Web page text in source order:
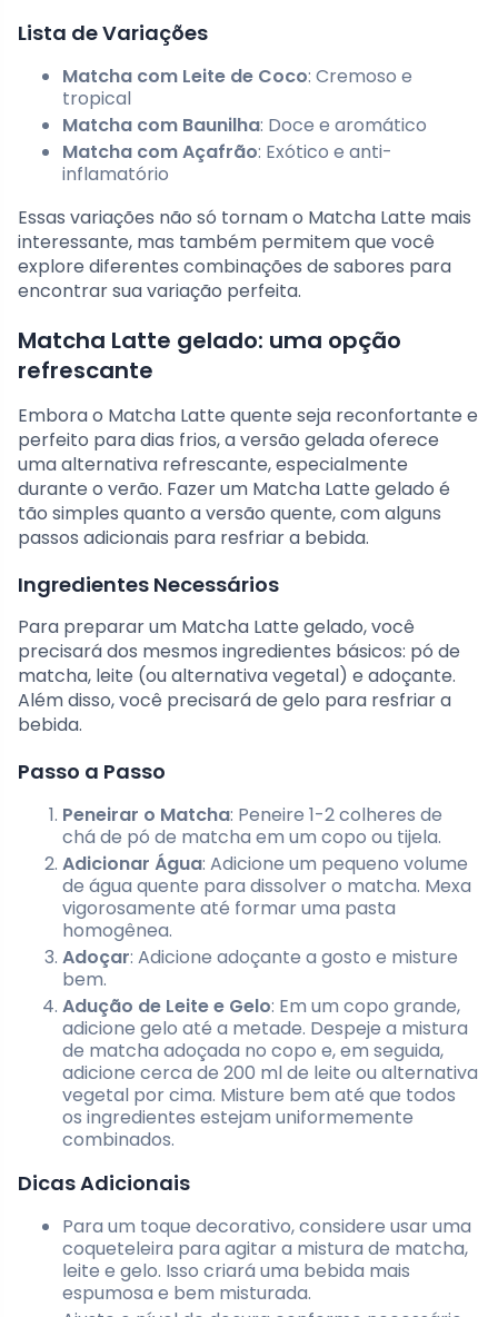
Lista de Variações
Matcha com Leite de Coco: Cremoso e
tropical
Matcha com Baunilha: Doce e aromático
Matcha com Açafrão: Exótico e anti-
inflamatório
Essas variações não só tornam o Matcha Latte mais
interessante, mas também permitem que você
explore diferentes combinações de sabores para
encontrar sua variação perfeita.
Matcha Latte gelado: uma opção
refrescante
Embora o Matcha Latte quente seja reconfortante e
perfeito para dias frios, a versão gelada oferece
uma alternativa refrescante, especialmente
durante o verão. Fazer um Matcha Latte gelado é
tão simples quanto a versão quente, com alguns
passos adicionais para resfriar a bebida.
Ingredientes Necessários
Para preparar um Matcha Latte gelado, você
precisará dos mesmos ingredientes básicos: pó de
matcha, leite (ou alternativa vegetal) e adoçante.
Além disso, você precisará de gelo para resfriar a
bebida.
Passo a Passo
Peneirar o Matcha: Peneire 1-2 colheres de
chá de pó de matcha em um copo ou tijela.
Adicionar Água: Adicione um pequeno volume
de água quente para dissolver o matcha. Mexa
vigorosamente até formar uma pasta
homogênea.
Adoçar: Adicione adoçante a gosto e misture
bem.
Adução de Leite e Gelo: Em um copo grande,
adicione gelo até a metade. Despeje a mistura
de matcha adoçada no copo e, em seguida,
adicione cerca de 200 ml de leite ou alternativa
vegetal por cima. Misture bem até que todos
os ingredientes estejam uniformemente
combinados.
Dicas Adicionais
Para um toque decorativo, considere usar uma
coqueteleira para agitar a mistura de matcha,
leite e gelo. Isso criará uma bebida mais
espumosa e bem misturada.